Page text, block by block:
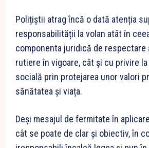
Polițiștii atrag încă o dată atenția
responsabilității la volan atât în
componenta juridică de respectare
rutiere în vigoare, cât și cu privire
socială prin protejarea unor valori
sănătatea și viața.
Deși mesajul de fermitate în
cât se poate de clar și obiectiv, în